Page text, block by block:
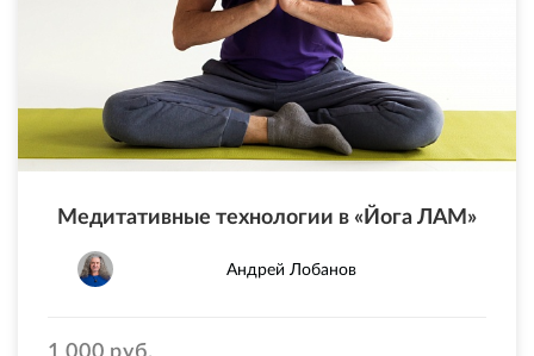
Медитативные технологии в «Йога ЛАМ»
Андрей Лобанов
1 000 руб.